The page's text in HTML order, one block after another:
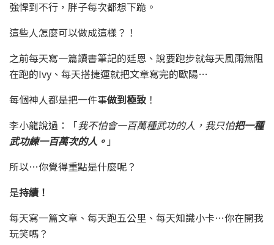
強悍到不行，胖子每次都想下跪。
這些人怎麼可以做成這樣？！
之前每天寫一篇讀書筆記的廷恩、說要跑步就每天風雨無阻
在跑的Ivy、每天搭捷運就把文章寫完的歐陽…
每個神人都是把一件事做到極致 ！
李小龍說過：「我不怕會一百萬種武功的人，我只怕把一種
武功練一百萬次的人。 」
所以…你覺得重點是什麼呢？
是持續！
每天寫一篇文章、每天跑五公里、每天知識小卡…你在開我
玩笑嗎？